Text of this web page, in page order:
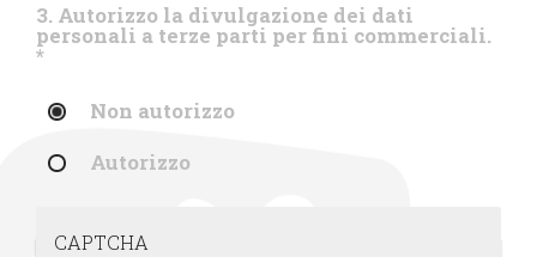
3. Autorizzo la divulgazione dei dati
personali a terze parti per fini commerciali.
*
Non autorizzo
Autorizzo
CAPTCHA